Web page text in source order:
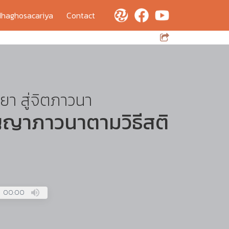
Contact
า สู่จิตภาวนา
าภาวนาตามวิธีสติ
00:00